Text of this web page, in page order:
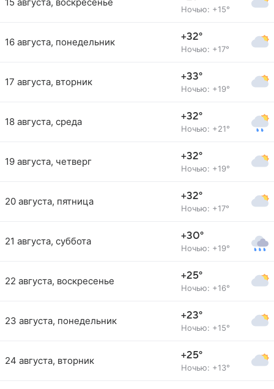
Ночью: +15°
16 августа, понедельник +32°
Ночью: +17°
17 августа, вторник +33°
Ночью: +19°
18 августа, среда +32°
Ночью: +21°
19 августа, четверг +32°
Ночью: +19°
20 августа, пятница +32°
Ночью: +17°
21 августа, суббота +30°
Ночью: +19°
22 августа, воскресенье +25°
Ночью: +16°
23 августа, понедельник +23°
Ночью: +15°
24 августа, вторник +25°
Ночью: +13°